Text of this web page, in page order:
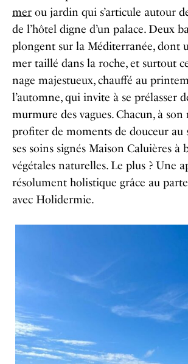
mer ou jardin qui s’articule autour
de l’hôtel digne d’un palace. Deux
plongent sur la Méditerranée, dont
mer taillé dans la roche, et surtout
nage majestueux, chauffé au
l’automne, qui invite à se prélasser
murmure des vagues. Chacun, à
profiter de moments de douceur au
ses soins signés Maison Caluières à
végétales naturelles. Le plus ? Une
résolument holistique grâce au
avec Holidermie.